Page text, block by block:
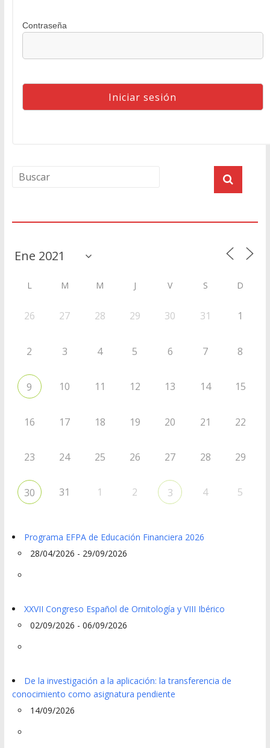
Contraseña
L M M J V S D
26 27 28 29 30 31 1
2 3 4 5 6 7 8
9 10 11 12 13 14 15
16 17 18 19 20 21 22
23 24 25 26 27 28 29
30 31 1 2 3 4 5
Programa EFPA de Educación Financiera 2026
28/04/2026 - 29/09/2026
XXVII Congreso Español de Ornitología y VIII Ibérico
02/09/2026 - 06/09/2026
De la investigación a la aplicación: la transferencia de
conocimiento como asignatura pendiente
14/09/2026